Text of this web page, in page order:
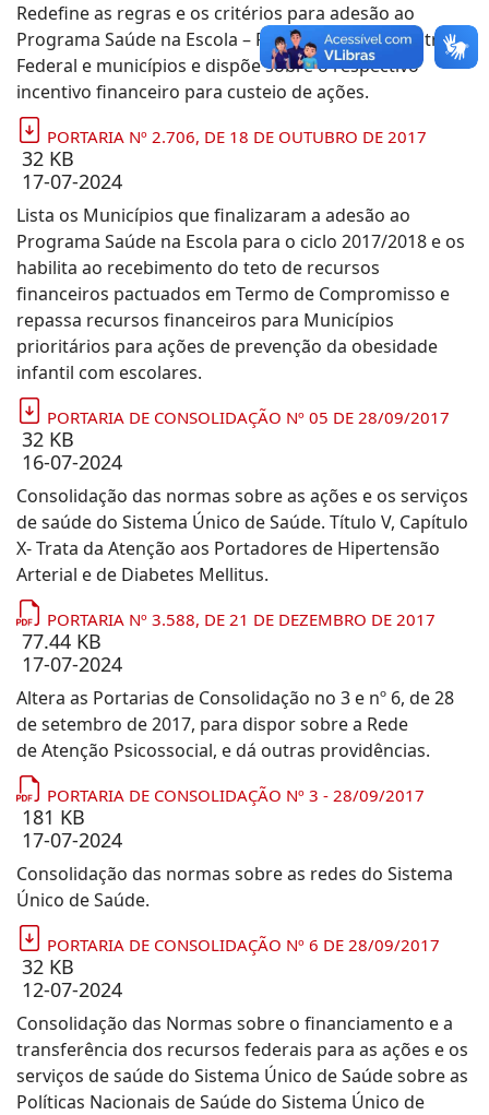
Redefine as regras e os critérios para adesão ao
Programa Saúde na Escola – PSE por estados, Distrito
Federal e municípios e dispõe sobre o respectivo
incentivo financeiro para custeio de ações.
PORTARIA Nº 2.706, DE 18 DE OUTUBRO DE 2017
32 KB
17-07-2024
Lista os Municípios que finalizaram a adesão ao
Programa Saúde na Escola para o ciclo 2017/2018 e os
habilita ao recebimento do teto de recursos
financeiros pactuados em Termo de Compromisso e
repassa recursos financeiros para Municípios
prioritários para ações de prevenção da obesidade
infantil com escolares.
PORTARIA DE CONSOLIDAÇÃO Nº 05 DE 28/09/2017
32 KB
16-07-2024
Consolidação das normas sobre as ações e os serviços
de saúde do Sistema Único de Saúde. Título V, Capítulo
X- Trata da Atenção aos Portadores de Hipertensão
Arterial e de Diabetes Mellitus.
PORTARIA Nº 3.588, DE 21 DE DEZEMBRO DE 2017
77.44 KB
17-07-2024
Altera as Portarias de Consolidação no 3 e nº 6, de 28
de setembro de 2017, para dispor sobre a Rede
de Atenção Psicossocial, e dá outras providências.
PORTARIA DE CONSOLIDAÇÃO Nº 3 - 28/09/2017
181 KB
17-07-2024
Consolidação das normas sobre as redes do Sistema
Único de Saúde.
PORTARIA DE CONSOLIDAÇÃO Nº 6 DE 28/09/2017
32 KB
12-07-2024
Consolidação das Normas sobre o financiamento e a
transferência dos recursos federais para as ações e os
serviços de saúde do Sistema Único de Saúde sobre as
Políticas Nacionais de Saúde do Sistema Único de